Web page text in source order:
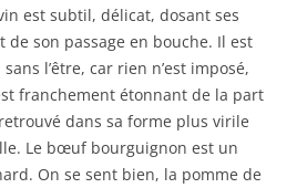
est subtil, délicat, dosant ses
son passage en bouche. Il est
l’être, car rien n’est imposé,
franchement étonnant de la part
dans sa forme plus virile
Le bœuf bourguignon est un
On se sent bien, la pomme de